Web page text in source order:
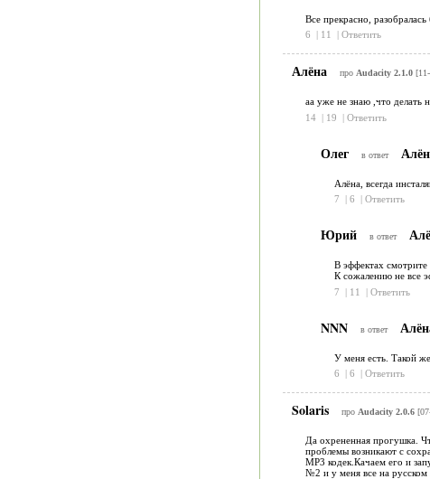
Все прекрасно,
6
| 11 | Ответить
Алёна про Audacity 2.1.0[11-
аа уже не знаю ,что делать
14 | 19 | Ответить
Олег в ответ
Алёна, всегда
7
| 6 | Ответить
Юрий в ответ
В эффектах
К сожалению не все
7
| 11 | Ответить
NNN в ответ
У меня есть. Такой
6
| 6 | Ответить
Solaris про Audacity 2.0.6
Да охрененная прогушка.
проблемы возникают с
МР3 кодек.Качаем его и
№2 и у меня все на русском